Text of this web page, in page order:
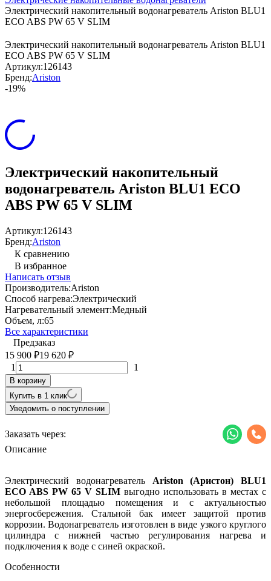
Электрический накопительный водонагреватель Ariston BLU1
ECO ABS PW 65 V SLIM
Электрический накопительный водонагреватель Ariston BLU1
ECO ABS PW 65 V SLIM
Артикул:126143
Бренд:Ariston
-19%
Электрический накопительный
водонагреватель Ariston BLU1 ECO
ABS PW 65 V SLIM
Артикул:126143
Бренд:Ariston
К сравнению
В избранное
Написать отзыв
Производитель:Ariston
Способ нагрева:Электрический
Нагревательный элемент:Медный
Объем, л:65
Все характеристики
Предзаказ
15 900 ₽19 620 ₽
1 1
В корзину
Купить в 1 клик
Уведомить о поступлении
Заказать через:
Описание
Электрический водонагреватель Ariston (Аристон) BLU1
ECO ABS PW 65 V SLIM выгодно использовать в местах с
небольшой площадью помещения и с актуальностью
энергосбережения. Стальной бак имеет защитой против
коррозии. Водонагреватель изготовлен в виде узкого круглого
цилиндра с нижней частью регулирования нагрева и
подключения к воде с синей окраской.
Особенности